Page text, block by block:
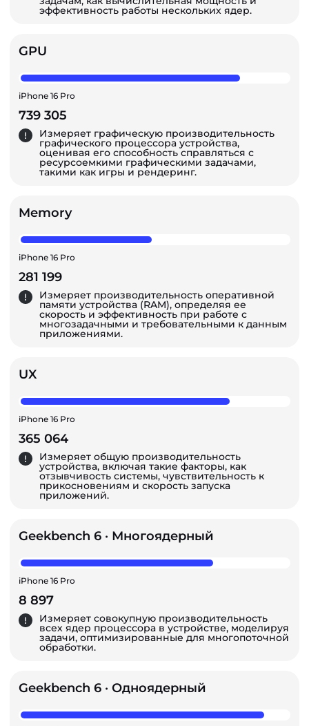
эффективность работы нескольких ядер.
GPU
iPhone 16 Pro
739 305
Измеряет графическую производительность
графического процессора устройства,
оценивая его способность справляться с
ресурсоемкими графическими задачами,
такими как игры и рендеринг.
Memory
iPhone 16 Pro
281 199
Измеряет производительность оперативной
памяти устройства (RAM), определяя ее
скорость и эффективность при работе с
многозадачными и требовательными к данным
приложениями.
UX
iPhone 16 Pro
365 064
Измеряет общую производительность
устройства, включая такие факторы, как
отзывчивость системы, чувствительность к
прикосновениям и скорость запуска
приложений.
Geekbench 6 · Многоядерный
iPhone 16 Pro
8 897
Измеряет совокупную производительность
всех ядер процессора в устройстве, моделируя
задачи, оптимизированные для многопоточной
обработки.
Geekbench 6 · Одноядерный